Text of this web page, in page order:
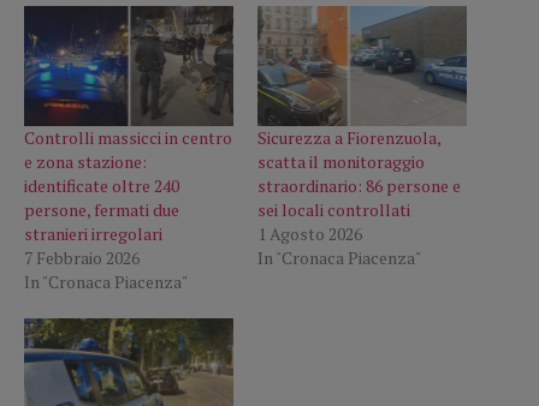
Controlli massicci in centro
e zona stazione:
identificate oltre 240
persone, fermati due
stranieri irregolari
7 Febbraio 2026
In "Cronaca Piacenza"
Sicurezza a Fiorenzuola,
scatta il monitoraggio
straordinario: 86 persone e
sei locali controllati
1 Agosto 2026
In "Cronaca Piacenza"